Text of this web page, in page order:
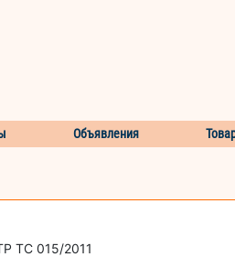
Объявления
ТС 015/2011